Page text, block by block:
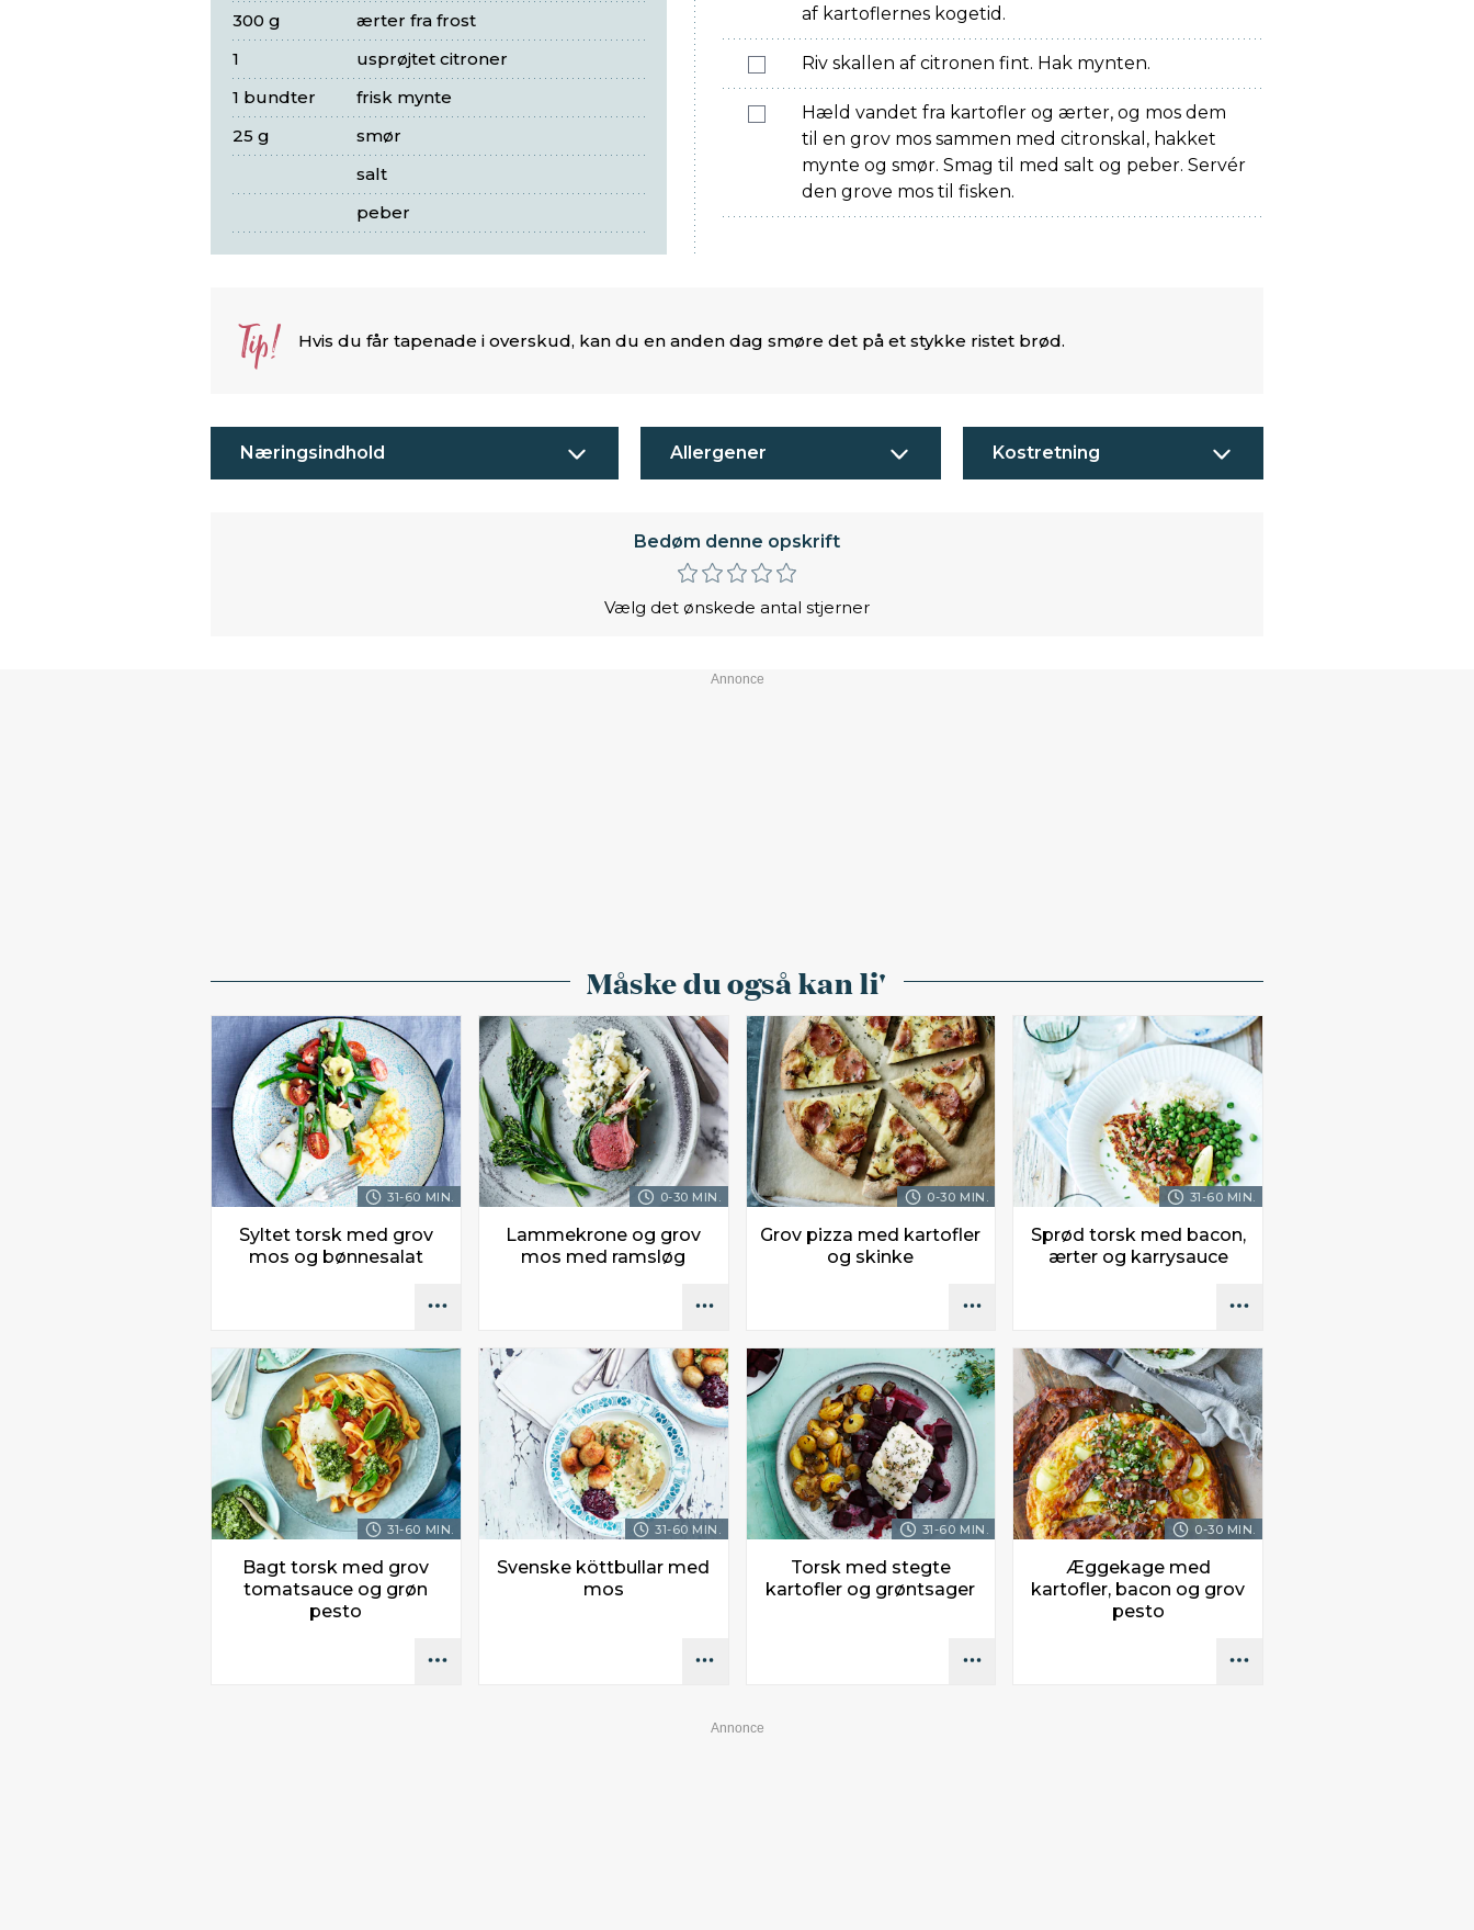
ærter fra frost
300 g
usprøjtet citroner
1
frisk mynte
1 bundter
smør
25 g
salt
peber
af kartoflernes kogetid.
Riv skallen af citronen fint. Hak mynten.
Hæld vandet fra kartofler og ærter, og mos dem
til en grov mos sammen med citronskal, hakket
mynte og smør. Smag til med salt og peber. Servér
den grove mos til fisken.
Tip! Hvis du får tapenade i overskud, kan du en anden dag smøre det på et stykke ristet brød.
Næringsindhold Allergener Kostretning
Bedøm denne opskrift
Vælg det ønskede antal stjerner
Måske du også kan li'
31-60 MIN.
Syltet torsk med grov
mos og bønnesalat
0-30 MIN.
Lammekrone og grov
mos med ramsløg
0-30 MIN.
Grov pizza med kartofler
og skinke
31-60 MIN.
Sprød torsk med bacon,
ærter og karrysauce
31-60 MIN.
Bagt torsk med grov
tomatsauce og grøn
pesto
31-60 MIN.
Svenske köttbullar med
mos
31-60 MIN.
Torsk med stegte
kartofler og grøntsager
0-30 MIN.
Æggekage med
kartofler, bacon og grov
pesto